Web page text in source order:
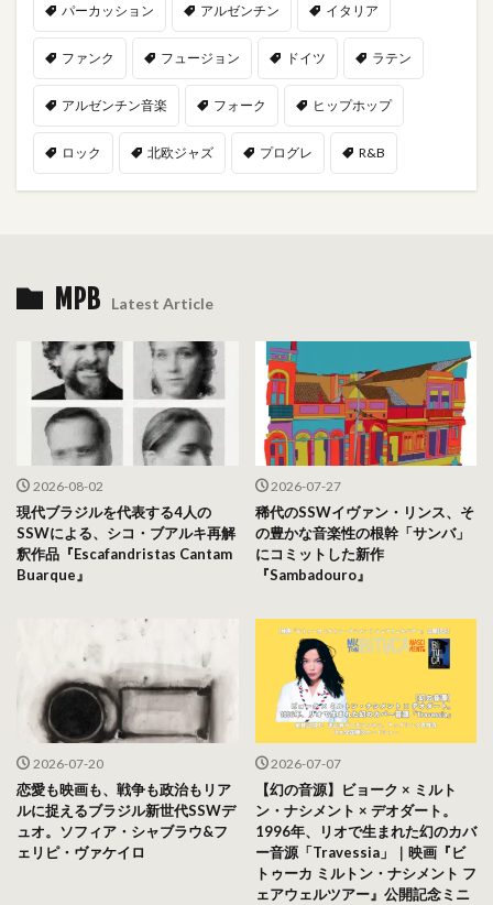
パーカッション アルゼンチン イタリア
ファンク フュージョン ドイツ ラテン
アルゼンチン音楽 フォーク ヒップホップ
ロック 北欧ジャズ プログレ R&B
MPB Latest Article
2026-08-02
現代ブラジルを代表する4人の
SSWによる、シコ・ブアルキ再解
釈作品『Escafandristas Cantam
Buarque』
2026-07-27
稀代のSSWイヴァン・リンス、そ
の豊かな音楽性の根幹「サンバ」
にコミットした新作
『Sambadouro』
2026-07-20
恋愛も映画も、戦争も政治もリア
ルに捉えるブラジル新世代SSWデ
ュオ。ソフィア・シャブラウ&フ
ェリピ・ヴァケイロ
2026-07-07
【幻の音源】ビョーク × ミルト
ン・ナシメント × デオダート。
1996年、リオで生まれた幻のカバ
ー音源「Travessia」｜映画『ビ
トゥーカ ミルトン・ナシメント フ
ェアウェルツアー』公開記念ミニ